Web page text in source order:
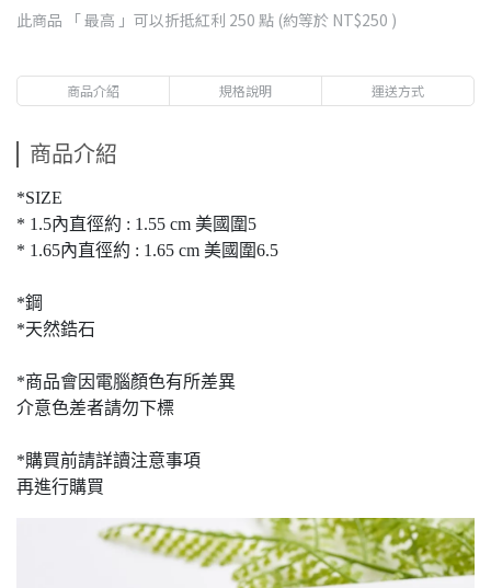
此商品 「 最高 」可以折抵紅利 250 點 (約等於 NT$250 )
商品介紹 規格說明 運送方式
商品介紹
*SIZE
* 1.5內直徑約 : 1.55 cm 美國圍5
* 1.65內直徑約 : 1.65 cm 美國圍6.5
*鋼
*天然鋯石
*商品會因電腦顏色有所差異
介意色差者請勿下標
*購買前請詳讀注意事項
再進行購買